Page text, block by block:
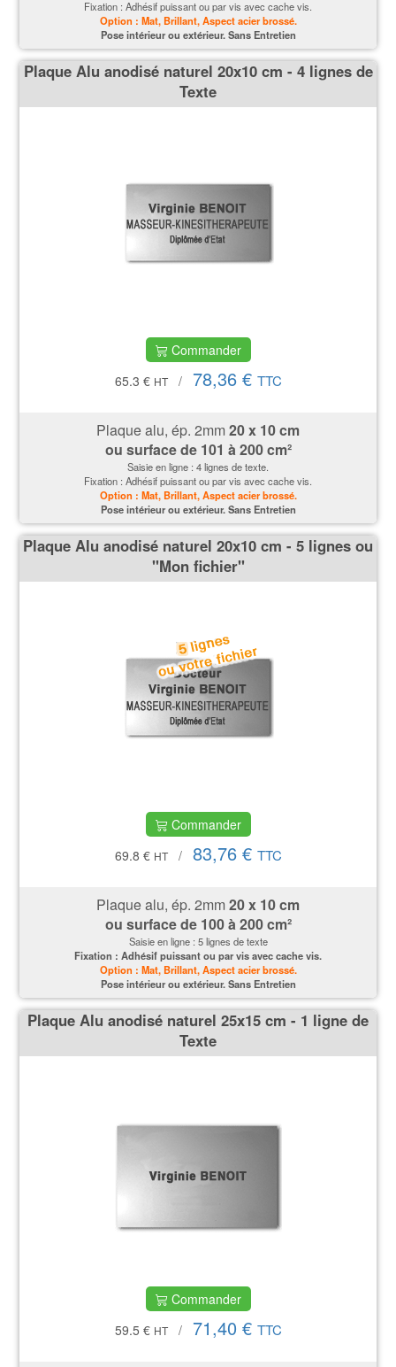
Fixation : Adhésif puissant ou par vis avec cache vis.
Option : Mat, Brillant, Aspect acier brossé.
Pose intérieur ou extérieur. Sans Entretien
Plaque Alu anodisé naturel 20x10 cm - 4 lignes de
Texte
Commander
65.3 € HT / 78,36 € TTC
Plaque alu, ép. 2mm20 x 10 cm
ou surface de 101 à 200 cm²
Saisie en ligne : 4 lignes de texte.
Fixation : Adhésif puissant ou par vis avec cache vis.
Option : Mat, Brillant, Aspect acier brossé.
Pose intérieur ou extérieur. Sans Entretien
Plaque Alu anodisé naturel 20x10 cm - 5 lignes ou
''Mon fichier''
Commander
69.8 € HT / 83,76 € TTC
Plaque alu, ép. 2mm20 x 10 cm
ou surface de 100 à 200 cm²
Saisie en ligne : 5 lignes de texte
Fixation : Adhésif puissant ou par vis avec cache vis.
Option : Mat, Brillant, Aspect acier brossé.
Pose intérieur ou extérieur. Sans Entretien
Plaque Alu anodisé naturel 25x15 cm - 1 ligne de
Texte
Commander
59.5 € HT / 71,40 € TTC